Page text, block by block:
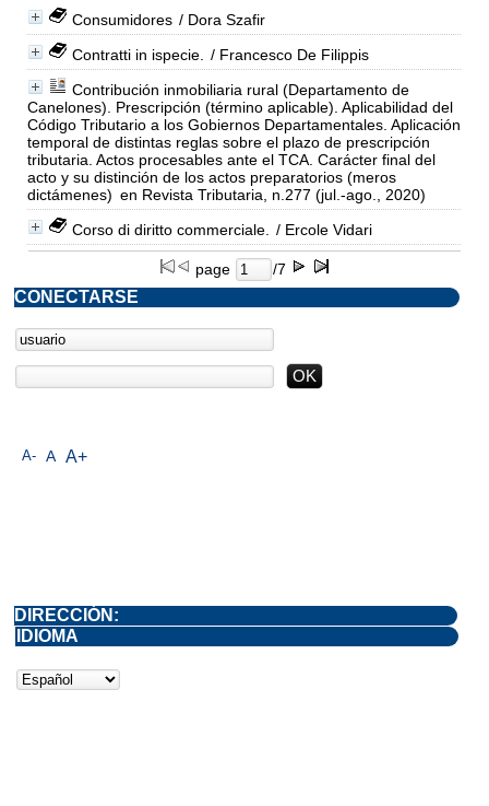
Consumidores / Dora Szafir
Contratti in ispecie.
/ Francesco De Filippis
Contribución inmobiliaria rural (Departamento de
Canelones). Prescripción (término aplicable). Aplicabilidad del
Código Tributario a los Gobiernos Departamentales. Aplicación
temporal de distintas reglas sobre el plazo de prescripción
tributaria. Actos procesables ante el TCA. Carácter final del
acto y su distinción de los actos preparatorios (meros
dictámenes) en Revista Tributaria, n.277 (jul.-ago., 2020)
Corso di diritto commerciale.
/ Ercole Vidari
page /7
A- A A+
CONECTARSE
DIRECCIÓN:
IDIOMA